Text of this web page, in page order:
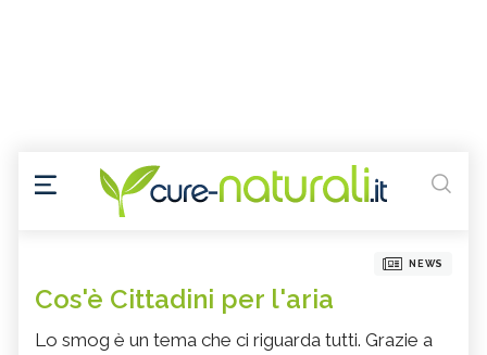
NEWS
Cos'è Cittadini per l'aria
Lo smog è un tema che ci riguarda tutti. Grazie a